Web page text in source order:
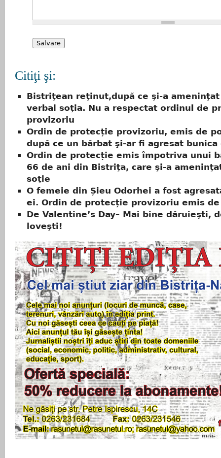
Citiţi şi:
Bistriţean reţinut,după ce şi-a
verbal soţia. Nu a respectat ordinul de
provizoriu
Ordin de protecție provizoriu, emis de
după ce un bărbat şi-ar fi agresat bunica
Ordin de protecție emis împotriva unui
66 de ani din Bistriţa, care şi-a
soţie
O femeie din Șieu Odorhei a fost
ei. Ordin de protecție provizoriu emis
De Valentine’s Day– Mai bine dăruieşti,
loveşti!